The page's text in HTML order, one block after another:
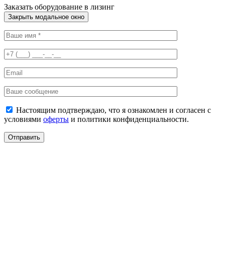
Заказать оборудование в лизинг
Закрыть модальное окно
Настоящим подтверждаю, что я ознакомлен и согласен с
условиями оферты и политики конфиденциальности.